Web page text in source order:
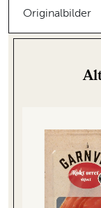
Originalbilder